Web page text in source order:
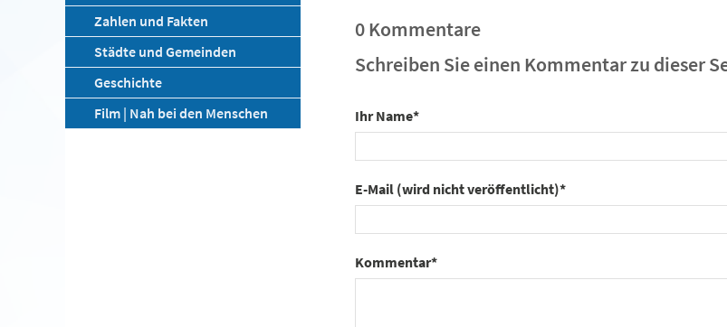
Zahlen und Fakten
Städte und Gemeinden
Geschichte
Film | Nah bei den Menschen
0 Kommentare
Schreiben Sie einen Kommentar zu dieser
Ihr Name*
E-Mail (wird nicht veröffentlicht)*
Kommentar*